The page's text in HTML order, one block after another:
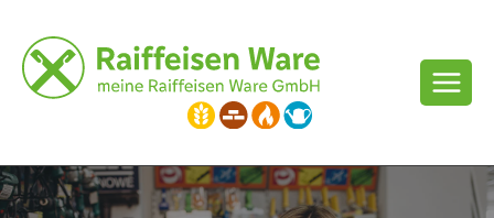
Inhalt
springen